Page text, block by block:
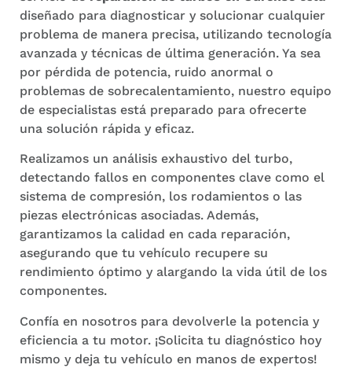
diseñado para diagnosticar y solucionar cualquier
problema de manera precisa, utilizando tecnología
avanzada y técnicas de última generación. Ya sea
por pérdida de potencia, ruido anormal o
problemas de sobrecalentamiento, nuestro equipo
de especialistas está preparado para ofrecerte
una solución rápida y eficaz.
Realizamos un análisis exhaustivo del turbo,
detectando fallos en componentes clave como el
sistema de compresión, los rodamientos o las
piezas electrónicas asociadas. Además,
garantizamos la calidad en cada reparación,
asegurando que tu vehículo recupere su
rendimiento óptimo y alargando la vida útil de los
componentes.
Confía en nosotros para devolverle la potencia y
eficiencia a tu motor. ¡Solicita tu diagnóstico hoy
mismo y deja tu vehículo en manos de expertos!